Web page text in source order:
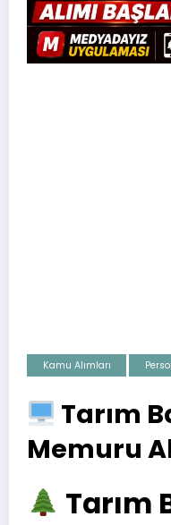
Kamu Alımları
Tarım
Memuru
Tarım